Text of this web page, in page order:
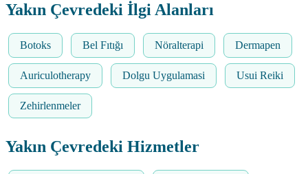
Yakın Çevredeki İlgi Alanları
Botoks Bel Fıtığı Nöralterapi Dermapen
Auriculotherapy Dolgu Uygulamasi Usui Reiki
Zehirlenmeler
Yakın Çevredeki Hizmetler